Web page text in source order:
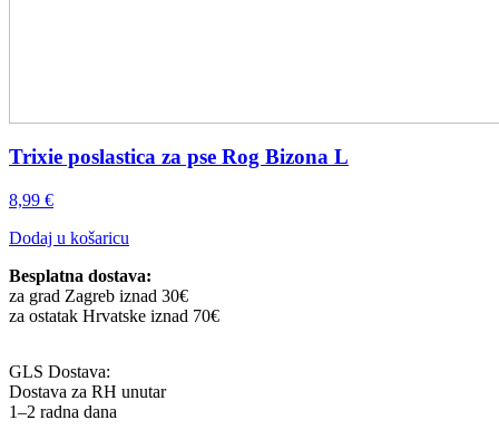
Trixie poslastica za pse Rog Bizona L
8,99 €
Dodaj u košaricu
Besplatna dostava:
za grad Zagreb iznad 30€
za ostatak Hrvatske iznad 70€
GLS Dostava:
Dostava za RH unutar
1–2 radna dana